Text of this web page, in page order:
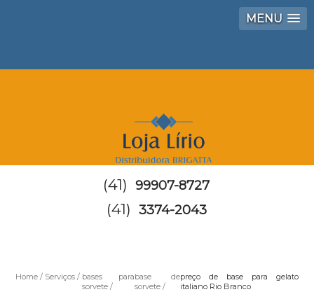
MENU
(41) 99907-8727
(41) 3374-2043
Home Serviços
bases para
sorvete
base de
sorvete
preço de base para gelato
italiano Rio Branco